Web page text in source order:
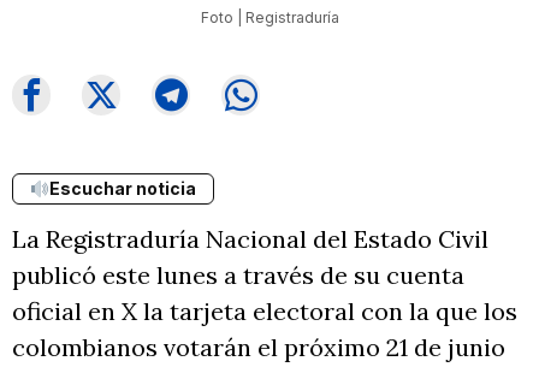
Foto | Registraduría
Escuchar noticia
La Registraduría Nacional del Estado Civil
publicó este lunes a través de su cuenta
oficial en X la tarjeta electoral con la que los
colombianos votarán el próximo 21 de junio